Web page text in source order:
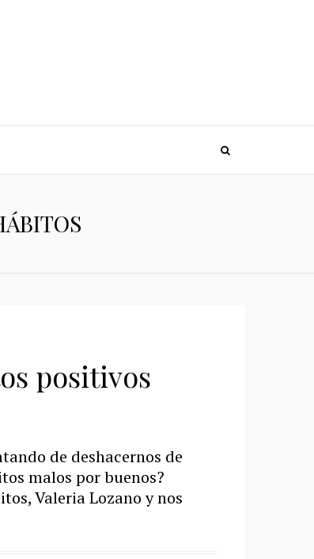
positivos
de deshacernos de
malos por buenos?
Valeria Lozano y nos